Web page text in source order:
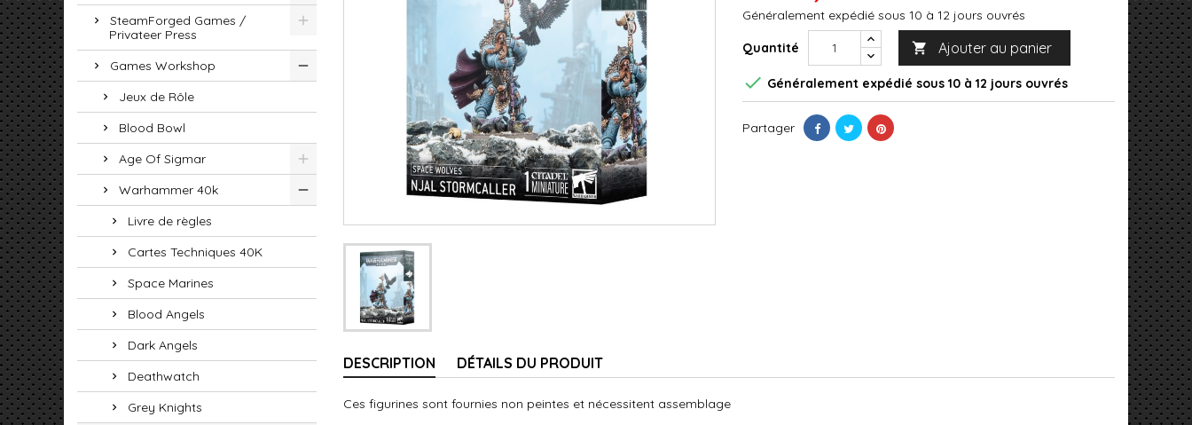
SteamForged Games /
Privateer Press
Games Workshop
Jeux de Rôle
Blood Bowl
Age Of Sigmar
Warhammer 40k
Livre de règles
Cartes Techniques 40K
Space Marines
Blood Angels
Dark Angels
Deathwatch
Grey Knights
Généralement expédié sous 10 à 12 jours ouvrés
Quantité  Ajouter au panier
 Généralement expédié sous 10 à 12 jours ouvrés
Partager
DESCRIPTION DÉTAILS DU PRODUIT
Ces figurines sont fournies non peintes et nécessitent assemblage